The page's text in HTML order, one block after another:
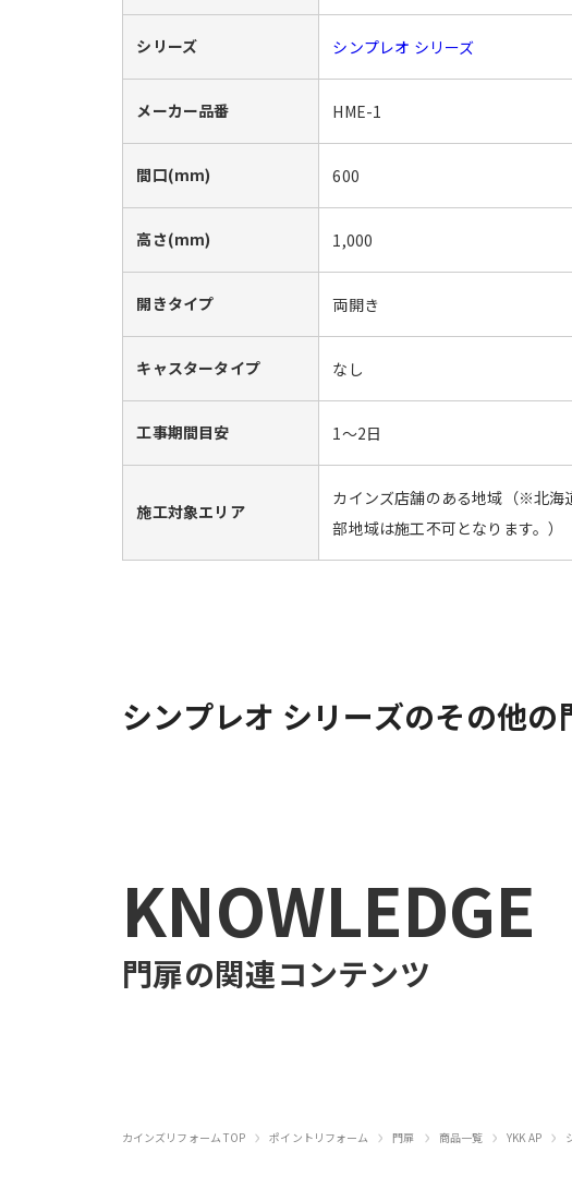
シリーズ シンプレオ シリーズ
メーカー品番 HME-1
間口(mm) 600
高さ(mm) 1,000
開きタイプ 両開き
キャスタータイプ なし
工事期間目安 1～2日
施工対象エリア
カインズ店舗のある地域（※北海
部地域は施工不可となります。）
シンプレオ シリーズのその他の
KNOWLEDGE
門扉の関連コンテンツ
カインズリフォーム TOP › ポイントリフォーム › 門扉 › 商品一覧 › YKK AP ›